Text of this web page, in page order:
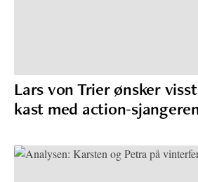
Lars von Trier ønsker
kast med action-